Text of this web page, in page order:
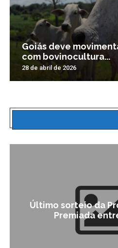
Goiás deve
com bovinocultura...
28 de abril de 2026
Último sorteio da
Premiada